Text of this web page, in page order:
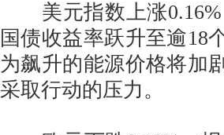
美元指数上涨0.16%
国债收益率跃升至逾18
为飙升的能源价格将加
采取行动的压力。